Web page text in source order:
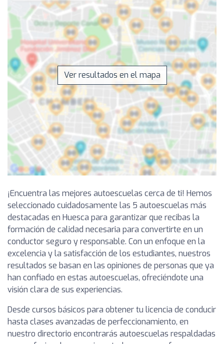
Ver resultados en el mapa
¡Encuentra las mejores autoescuelas cerca de ti! Hemos
seleccionado cuidadosamente las 5 autoescuelas más
destacadas en Huesca para garantizar que recibas la
formación de calidad necesaria para convertirte en un
conductor seguro y responsable. Con un enfoque en la
excelencia y la satisfacción de los estudiantes, nuestros
resultados se basan en las opiniones de personas que ya
han confiado en estas autoescuelas, ofreciéndote una
visión clara de sus experiencias.
Desde cursos básicos para obtener tu licencia de conducir
hasta clases avanzadas de perfeccionamiento, en
nuestro directorio encontrarás autoescuelas respaldadas